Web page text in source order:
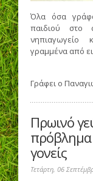
Όλα όσα
παιδιού στο
νηπιαγωγείο
γραμμένα από
Γράφει ο
Πρωινό
πρόβλημα
γονείς
Τετάρτη, 06